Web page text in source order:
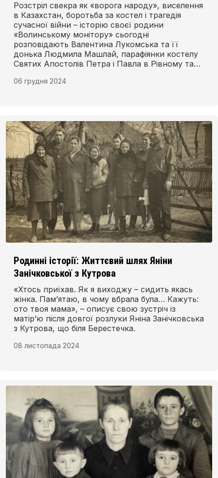
Розстріл свекра як «ворога народу», виселення
в Казахстан, боротьба за костел і трагедія
сучасної війни – історію своєї родини
«Волинському монітору» сьогодні
розповідають Валентина Лукомська та її
донька Людмила Машлай, парафіянки костелу
Святих Апостолів Петра і Павла в Рівному та
Владислава Реймонта.
06 грудня 2024
Родинні історії: Життєвий шлях Яніни
Занічковської з Кутрова
«Хтось приїхав. Як я виходжу – сидить якась
жінка. Пам’ятаю, в чому вбрала була… Кажуть:
ото твоя мама», – описує свою зустріч із
матір’ю після довгої розлуки Яніна Занічковська
з Кутрова, що біля Берестечка.
08 листопада 2024